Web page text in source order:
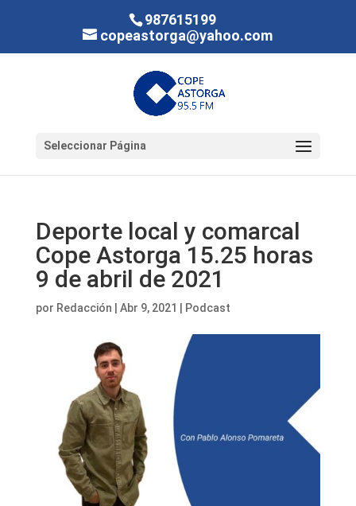
987615199
copeastorga@yahoo.com
Seleccionar Página
Deporte local y comarcal
Cope Astorga 15.25 horas
9 de abril de 2021
por Redacción Abr 9, 2021 Podcast